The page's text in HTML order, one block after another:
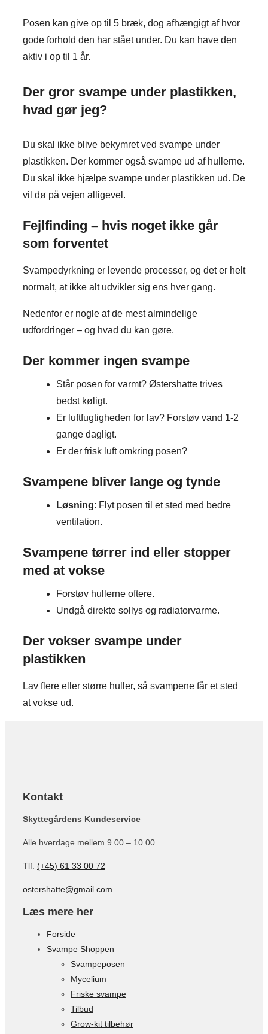
Posen kan give op til 5 bræk, dog afhængigt af hvor
gode forhold den har stået under. Du kan have den
aktiv i op til 1 år.
Der gror svampe under plastikken,
hvad gør jeg?
Du skal ikke blive bekymret ved svampe under
plastikken. Der kommer også svampe ud af hullerne.
Du skal ikke hjælpe svampe under plastikken ud. De
vil dø på vejen alligevel.
Fejlfinding – hvis noget ikke går
som forventet
Svampedyrkning er levende processer, og det er helt
normalt, at ikke alt udvikler sig ens hver gang.
Nedenfor er nogle af de mest almindelige
udfordringer – og hvad du kan gøre.
Der kommer ingen svampe
Står posen for varmt? Østershatte trives
bedst køligt.
Er luftfugtigheden for lav? Forstøv vand 1-2
gange dagligt.
Er der frisk luft omkring posen?
Svampene bliver lange og tynde
Løsning: Flyt posen til et sted med bedre
ventilation.
Svampene tørrer ind eller stopper
med at vokse
Forstøv hullerne oftere.
Undgå direkte sollys og radiatorvarme.
Der vokser svampe under
plastikken
Lav flere eller større huller, så svampene får et sted
at vokse ud.
Kontakt
Skyttegårdens Kundeservice
Alle hverdage mellem 9.00 – 10.00
Tlf: (+45) 61 33 00 72
ostershatte@gmail.com
Læs mere her
Forside
Svampe Shoppen
Svampeposen
Mycelium
Friske svampe
Tilbud
Grow-kit tilbehør